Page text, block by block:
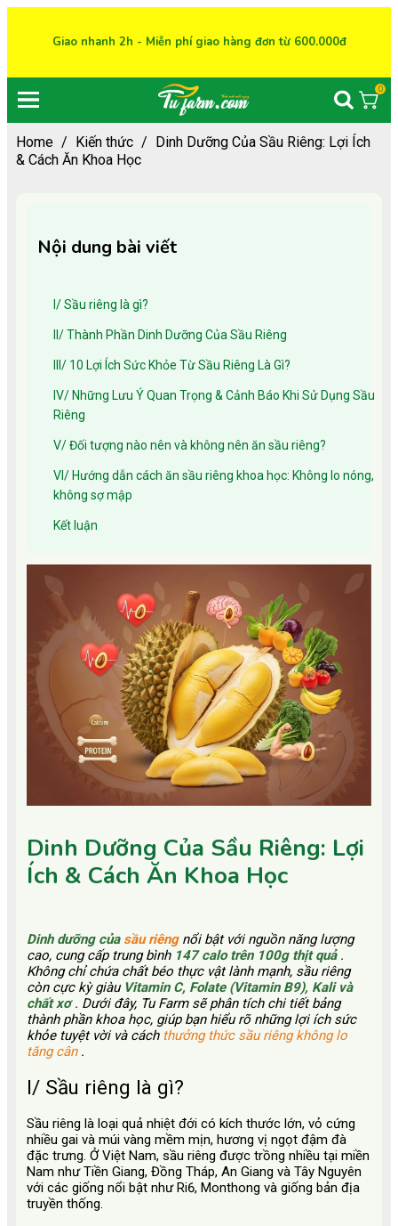
Giao nhanh 2h - Miễn phí giao hàng đơn từ 600.000đ
0
Home / Kiến thức / Dinh Dưỡng Của Sầu Riêng: Lợi Ích
& Cách Ăn Khoa Học
Nội dung bài viết
I/ Sầu riêng là gì?
II/ Thành Phần Dinh Dưỡng Của Sầu Riêng
III/ 10 Lợi Ích Sức Khỏe Từ Sầu Riêng Là Gì?
IV/ Những Lưu Ý Quan Trọng & Cảnh Báo Khi Sử Dụng Sầu
Riêng
V/ Đối tượng nào nên và không nên ăn sầu riêng?
VI/ Hướng dẫn cách ăn sầu riêng khoa học: Không lo nóng,
không sợ mập
Kết luận
Dinh dưỡng của sầu riêng nổi bật với nguồn năng lượng
cao, cung cấp trung bình 147 calo trên 100g thịt quả .
Không chỉ chứa chất béo thực vật lành mạnh, sầu riêng
còn cực kỳ giàu Vitamin C, Folate (Vitamin B9), Kali và
chất xơ. Dưới đây, Tu Farm sẽ phân tích chi tiết bảng
thành phần khoa học, giúp bạn hiểu rõ những lợi ích sức
khỏe tuyệt vời và cách thưởng thức sầu riêng không lo
tăng cân .
I/ Sầu riêng là gì?
Sầu riêng là loại quả nhiệt đới có kích thước lớn, vỏ cứng
nhiều gai và múi vàng mềm mịn, hương vị ngọt đậm đà
đặc trưng. Ở Việt Nam, sầu riêng được trồng nhiều tại miền
Nam như Tiền Giang, Đồng Tháp, An Giang và Tây Nguyên
với các giống nổi bật như Ri6, Monthong và giống bản địa
truyền thống.
Dinh Dưỡng Của Sầu Riêng: Lợi
Ích & Cách Ăn Khoa Học